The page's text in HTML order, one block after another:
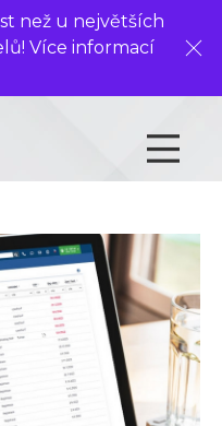
než u největších
Více informací